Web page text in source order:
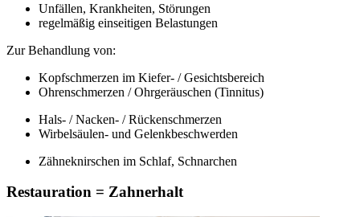
Unfällen, Krankheiten, Störungen
regelmäßig einseitigen Belastungen
Zur Behandlung von:
Kopfschmerzen im Kiefer- / Gesichtsbereich
Ohrenschmerzen / Ohrgeräuschen (Tinnitus)
Hals- / Nacken- / Rückenschmerzen
Wirbelsäulen- und Gelenkbeschwerden
Zähneknirschen im Schlaf, Schnarchen
Restauration = Zahnerhalt